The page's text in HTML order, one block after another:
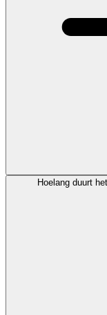
Hoelang duurt